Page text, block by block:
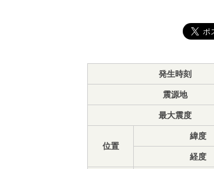
発生時刻
震源地
最大震度
位置
緯度
経度